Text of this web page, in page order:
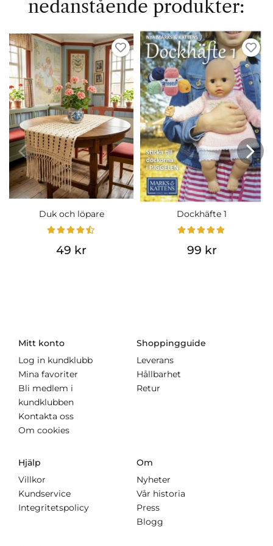
nedanstående produkter:
Duk och löpare
49 kr
Dockhäfte 1
99 kr
Mitt konto
Log in kundklubb
Mina favoriter
Bli medlem i
kundklubben
Kontakta oss
Om cookies
Shoppingguide
Leverans
Hållbarhet
Retur
Hjälp
Villkor
Kundservice
Integritetspolicy
Om
Nyheter
Vår historia
Press
Blogg